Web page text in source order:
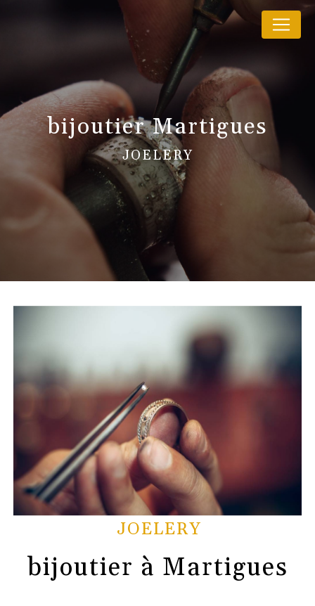
bijoutier Martigues
JOELERY
JOELERY
bijoutier à Martigues
Panneau de gestion des cookies